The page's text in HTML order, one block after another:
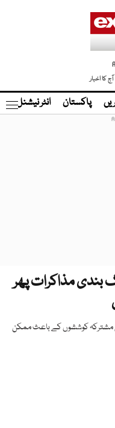
| آج کا اخبار
پاکستان انٹر نیشنل
بندی مذاکرات پھر
کی مشترکہ کوششوں کے باعث ممکن